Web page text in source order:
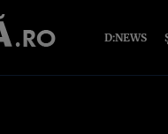
D:NEWS